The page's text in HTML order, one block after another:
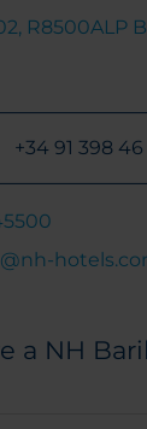
R8500ALP
+34 91 398 46
a NH